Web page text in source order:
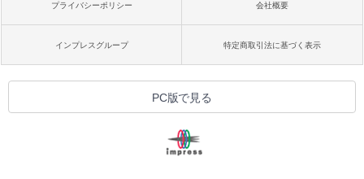
プライバシーポリシー 会社概要
インプレスグループ 特定商取引法に基づく表示
PC版で見る